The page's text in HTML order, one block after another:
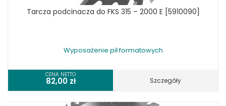
Tarcza podcinacza do FKS 315 – 2000 E [5910090]
Wyposażenie pił formatowych
CENA NETTO
82,00 zł Szczegóły